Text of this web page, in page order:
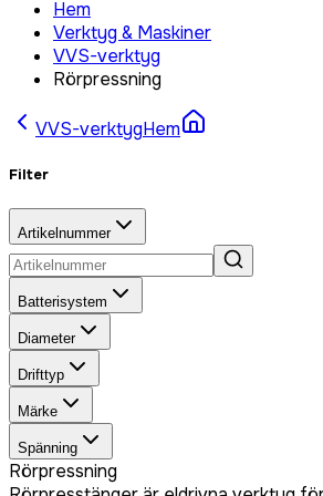
Hem
Verktyg & Maskiner
VVS-verktyg
Rörpressning
VVS-verktygHem
Filter
Artikelnummer
Batterisystem
Diameter
Drifttyp
Märke
Spänning
Rörpressning